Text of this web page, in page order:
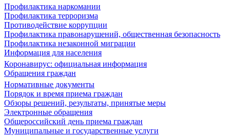
Профилактика наркомании
Профилактика терроризма
Противодействие коррупции
Профилактика правонарушений, общественная безопасность
Профилактика незаконной миграции
Информация для населения
Коронавирус: официальная информация
Обращения граждан
Нормативные документы
Порядок и время приема граждан
Обзоры решений, результаты, принятые меры
Электронные обращения
Общероссийский день приема граждан
Муниципальные и государственные услуги